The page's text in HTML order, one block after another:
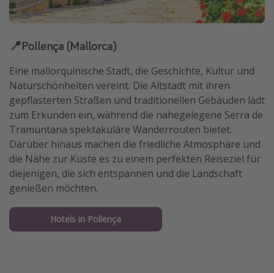
📍Pollença (Mallorca)
Eine mallorquinische Stadt, die Geschichte, Kultur und
Naturschönheiten vereint. Die Altstadt mit ihren
gepflasterten Straßen und traditionellen Gebäuden lädt
zum Erkunden ein, während die nahegelegene Serra de
Tramuntana spektakuläre Wanderrouten bietet.
Darüber hinaus machen die friedliche Atmosphäre und
die Nähe zur Küste es zu einem perfekten Reiseziel für
diejenigen, die sich entspannen und die Landschaft
genießen möchten.
Hotels in Pollença